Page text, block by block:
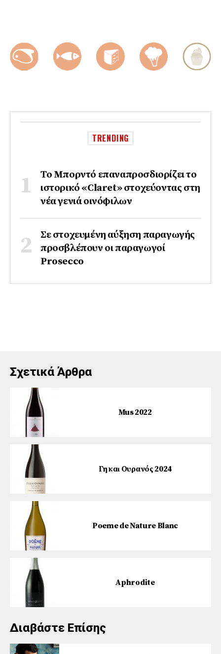
TRENDING
Το Μπορντό επαναπροσδιορίζει το
ιστορικό «Claret» στοχεύοντας στη
νέα γενιά οινόφιλων
Σε στοχευμένη αύξηση παραγωγής
προσβλέπουν οι παραγωγοί
Prosecco
Σχετικά Άρθρα
Mus 2022
Γη και Ουρανός 2024
Poeme de Nature Blanc
Aphrodite
Διαβάστε Επίσης